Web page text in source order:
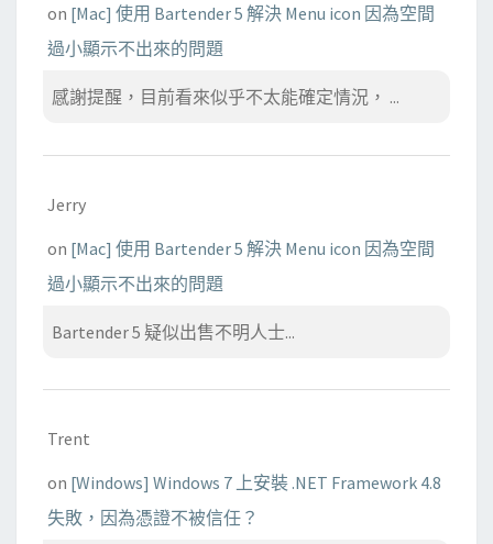
on [Mac] 使用 Bartender 5 解決 Menu icon 因為空間
過小顯示不出來的問題
感謝提醒，目前看來似乎不太能確定情況， ...
Jerry
on [Mac] 使用 Bartender 5 解決 Menu icon 因為空間
過小顯示不出來的問題
Bartender 5 疑似出售不明人士...
Trent
on [Windows] Windows 7 上安裝 .NET Framework 4.8
失敗，因為憑證不被信任？